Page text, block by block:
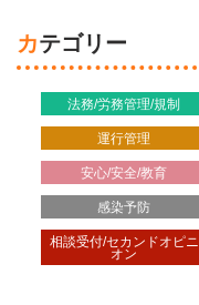
カテゴリー
法務/労務管理/規制
運行管理
安心/安全/教育
感染予防
相談受付/セカンドオピニ
オン